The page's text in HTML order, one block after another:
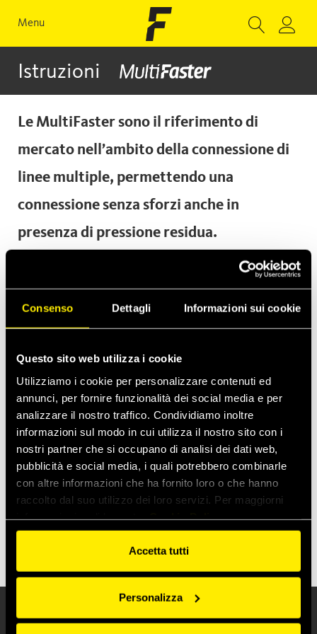
Consenso Dettagli Informazioni sui cookie
Questo sito web utilizza i cookie
Utilizziamo i cookie per personalizzare contenuti ed
annunci, per fornire funzionalità dei social media e per
analizzare il nostro traffico. Condividiamo inoltre
informazioni sul modo in cui utilizza il nostro sito con i
nostri partner che si occupano di analisi dei dati web,
pubblicità e social media, i quali potrebbero combinarle
con altre informazioni che ha fornito loro o che hanno
raccolto dal suo utilizzo dei loro servizi. Per maggiorni
Accetta tutti
Personalizza
Menu
Istruzioni
Le MultiFaster sono il riferimento di
mercato nell’ambito della connessione di
linee multiple, permettendo una
connessione senza sforzi anche in
presenza di pressione residua.
Ogni prodotto prevede diverse
combinazioni di elementi, come il
numero di linee, dimensioni degli
innesti, leve e connettori elettrici.
svolgere l’attrezzatura collegata.
Le MultiFaster sono il riferimento di mercato nell’ambito
nuovo prodotto, leggere attentamente le nostre istruzioni
per l’uso, dove è possibile trovare tutti i dati e le specifiche
tecniche.
Potete consultare le singole sezioni qui sotto, oppure
potete scaricare qui ilmanuale completo in PDF.